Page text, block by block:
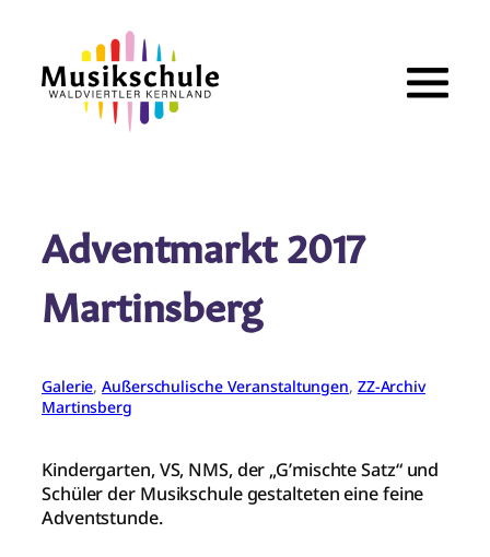
springen
Adventmarkt 2017
Martinsberg
Galerie, Außerschulische Veranstaltungen, ZZ-Archiv
Martinsberg
Kindergarten, VS, NMS, der „G’mischte Satz“ und
Schüler der Musikschule gestalteten eine feine
Adventstunde.